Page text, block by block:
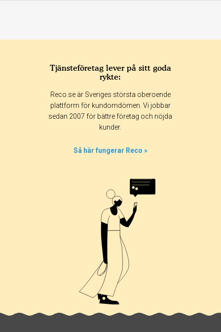
Tjänsteföretag lever på sitt goda
rykte:
Reco.se är Sveriges största oberoende
plattform för kundomdömen. Vi jobbar
sedan 2007 för bättre företag och nöjda
kunder.
Så här fungerar Reco »